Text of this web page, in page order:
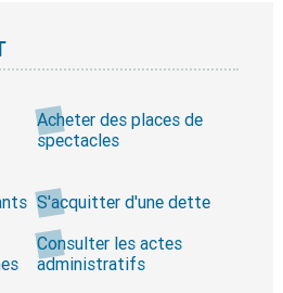
Acheter des places de
spectacles
S'acquitter d'une dette
Consulter les actes
administratifs